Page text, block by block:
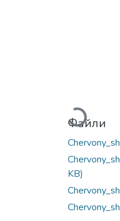
Вантажиться...
Файли
KB)